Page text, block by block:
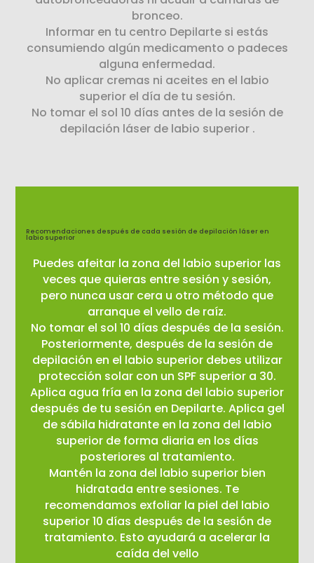
bronceo.
Informar en tu centro Depilarte si estás
consumiendo algún medicamento o padeces
alguna enfermedad.
No aplicar cremas ni aceites en el labio
superior el día de tu sesión.
No tomar el sol 10 días antes de la sesión de
depilación láser de labio superior .
Recomendaciones después de cada sesión de depilación láser en
labio superior
Puedes afeitar la zona del labio superior las
veces que quieras entre sesión y sesión,
pero nunca usar cera u otro método que
arranque el vello de raíz.
No tomar el sol 10 días después de la sesión.
Posteriormente, después de la sesión de
depilación en el labio superior debes utilizar
protección solar con un SPF superior a 30.
Aplica agua fría en la zona del labio superior
después de tu sesión en Depilarte. Aplica gel
de sábila hidratante en la zona del labio
superior de forma diaria en los días
posteriores al tratamiento.
Mantén la zona del labio superior bien
hidratada entre sesiones. Te
recomendamos exfoliar la piel del labio
superior 10 días después de la sesión de
tratamiento. Esto ayudará a acelerar la
caída del vello